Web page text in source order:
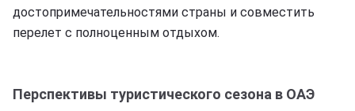
достопримечательностями страны и совместить
перелет с полноценным отдыхом.
Перспективы туристического сезона в ОАЭ